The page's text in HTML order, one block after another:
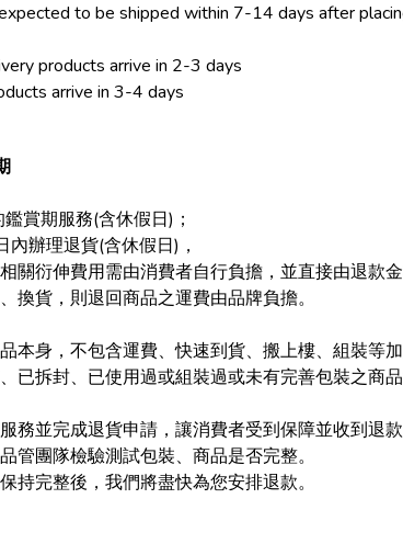
to be shipped within 7-14 days after
products arrive in 2-3 days
arrive in 3-4 days
賞期服務(含休假日)；
辦理退貨(含休假日)，
關衍伸費用需由消費者自行負擔，並直接由退款金
換貨，則退回商品之運費由品牌負擔。
本身，不包含運費、快速到貨、搬上樓、組裝等加
已拆封、已使用過或組裝過或未有完善包裝之商品
務並完成退貨申請，讓消費者受到保障並收到退款
管團隊檢驗測試包裝、商品是否完整。
持完整後，我們將盡快為您安排退款。